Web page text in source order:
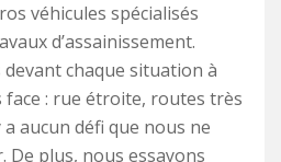
véhicules spécialisés
d’assainissement.
chaque situation à
: rue étroite, routes très
a aucun défi que nous ne
De plus, nous essayons